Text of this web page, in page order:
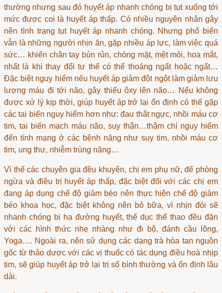
thường nhưng sau đó huyết áp nhanh chóng bị tụt xuống tới
mức được coi là huyết áp thấp. Có nhiều nguyên nhân gây
nên tình trạng tụt huyết áp nhanh chóng. Nhưng phổ biến
vẫn là những người nhịn ăn, gặp nhiều áp lực, làm việc quá
sức… khiến chân tay bủn rủn, chóng mặt, mệt mỏi, hoa mắt,
nhất là khi thay đổi tư thế có thể thoáng ngất hoặc ngất…
Đặc biệt nguy hiểm nếu huyết áp giảm đột ngột làm giảm lưu
lượng máu đi tới não, gây thiếu ôxy lên não… Nếu không
được xử lý kịp thời, giúp huyết áp trở lại ổn định có thể gặp
các tai biến nguy hiểm hơn như: đau thắt ngực, nhồi máu cơ
tim, tai biến mạch máu não, suy thận…thậm chí nguy hiểm
đến tính mạng ở các bệnh nặng như suy tim, nhồi máu cơ
tim, ung thư, nhiễm trùng nặng…
Vì thế các chuyên gia đều khuyên, chị em phụ nữ, để phòng
ngừa và điều trị huyết áp thấp, đặc biệt đối với các chị em
đang áp dụng chế độ giảm béo nên thực hiện chế độ giảm
béo khoa học, đặc biệt không nên bỏ bữa, vì nhịn đói sẽ
nhanh chóng bị hạ đường huyết, thể dục thể thao đều đặn
với các hình thức nhẹ nhàng như đi bộ, đánh cầu lông,
Yoga…. Ngoài ra, nên sử dụng các dạng trà hòa tan nguồn
gốc từ thảo dược với các vị thuốc có tác dụng điều hoà nhịp
tim, sẽ giúp huyết áp trở lại trị số bình thường và ổn định lâu
dài.